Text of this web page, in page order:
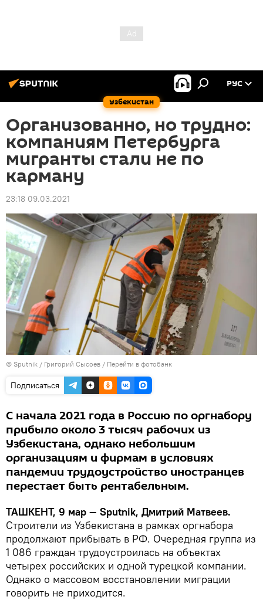
Узбекистан
РУС
Организованно, но трудно:
компаниям Петербурга
мигранты стали не по
карману
23:18 09.03.2021
© Sputnik / Григорий Сысоев / Перейти в фотобанк
Подписаться
С начала 2021 года в Россию по оргнабору
прибыло около 3 тысяч рабочих из
Узбекистана, однако небольшим
организациям и фирмам в условиях
пандемии трудоустройство иностранцев
перестает быть рентабельным.
ТАШКЕНТ, 9 мар — Sputnik, Дмитрий Матвеев.
Строители из Узбекистана в рамках оргнабора
продолжают прибывать в РФ. Очередная группа из
1 086 граждан трудоустроилась на объектах
четырех российских и одной турецкой компании.
Однако о массовом восстановлении миграции
говорить не приходится.